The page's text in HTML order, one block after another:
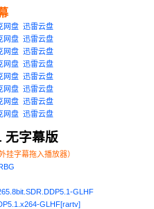
网盘 迅雷云盘
网盘 迅雷云盘
网盘 迅雷云盘
网盘 迅雷云盘
网盘 迅雷云盘
网盘 迅雷云盘
网盘 迅雷云盘
网盘 迅雷云盘
字幕版
挂字幕拖入播放器）
GLHF
GLHF[rartv]